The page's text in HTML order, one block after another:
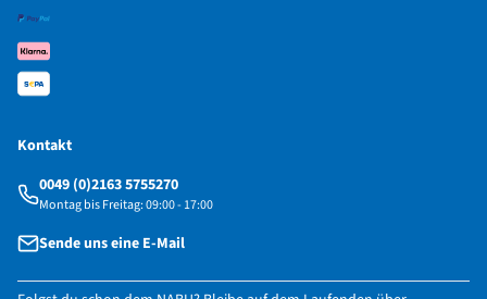
Kontakt
0049 (0)2163 5755270
Montag bis Freitag: 09:00 - 17:00
Sende uns eine E-Mail